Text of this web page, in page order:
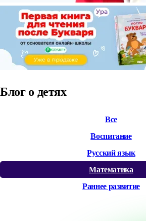
Блог о детях
Все
Воспитание
Русский язык
Математика
Раннее развитие